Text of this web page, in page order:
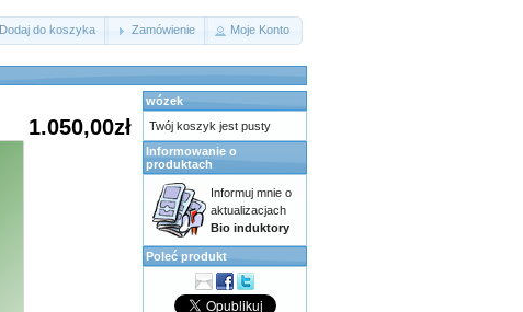
Dodaj do koszyka Zamówienie Moje Konto
1.050,00zł
wózek
Twój koszyk jest pusty
Informowanie o
produktach
Informuj mnie o
aktualizacjach
Bio induktory
Poleć produkt